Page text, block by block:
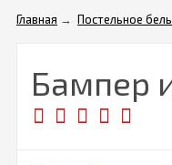
Главная → Постельное
Бампер